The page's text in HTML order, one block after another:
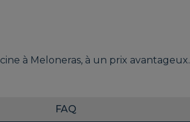
à Meloneras, à un prix avantageux.
FAQ